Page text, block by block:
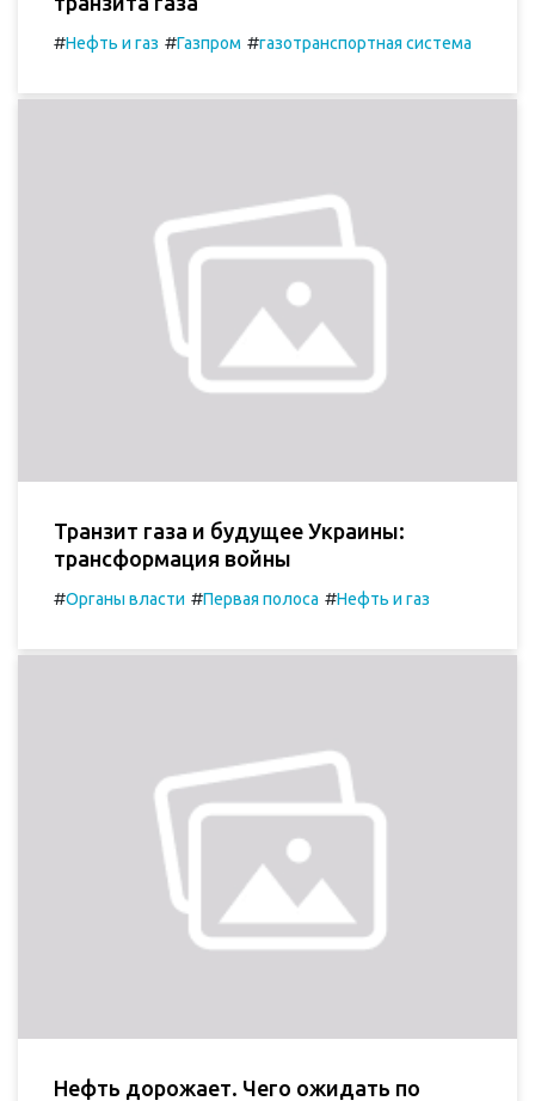
#Нефть и газ #Газпром #газотранспортная система
Транзит газа и будущее Украины:
трансформация войны
#Органы власти #Первая полоса #Нефть и газ
Нефть дорожает. Чего ожидать по